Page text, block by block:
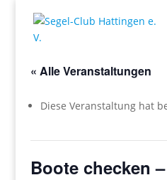
« Alle Veranstaltungen
Diese Veranstaltung hat
Boote checken